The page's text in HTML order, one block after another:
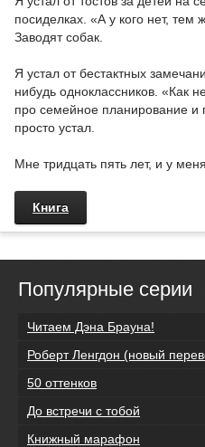
посиделках. «А у кого нет, тем
Заводят собак.
Я устал от бестактных
нибудь одноклассников. «Как
про семейное планирование
просто устал.
Мне тридцать пять лет, и у меня
Книга
Популярные серии
Читаем Дэна Брауна!
Роберт Ленгдон (новый
50 оттенков
До встречи с тобой
Книжный марафон